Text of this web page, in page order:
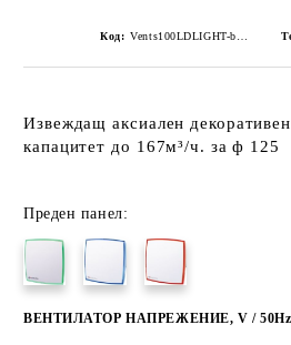
Код:
Извеждащ аксиален
капацитет до 167м³/ч. за ф 125
Преден панел:
ВЕНТИЛАТОР НАПРЕЖЕНИЕ, V /